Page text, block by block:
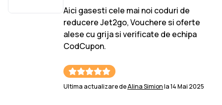
Aici gasesti cele mai noi coduri de
reducereJet2go, Vouchere si oferte
alese cu grija si verificate de echipa
CodCupon.
Ultima actualizare deAlina Simionla14 Mai 2025